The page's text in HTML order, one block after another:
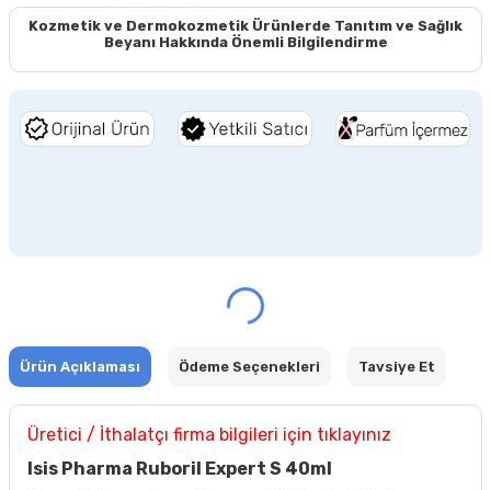
Kozmetik ve Dermokozmetik Ürünlerde Tanıtım ve Sağlık
Beyanı Hakkında Önemli Bilgilendirme
Ürün Açıklaması Ödeme Seçenekleri Tavsiye Et
Üretici / İthalatçı firma bilgileri için tıklayınız
Isis Pharma Ruboril Expert S 40ml